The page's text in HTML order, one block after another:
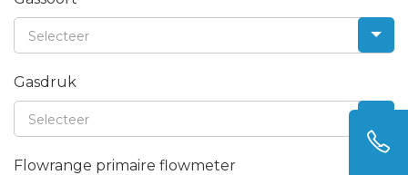
Selecteer
Gasdruk
Selecteer
Flowrange primaire flowmeter